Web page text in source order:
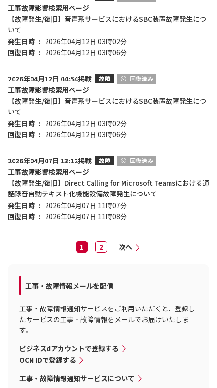
工事故障影響検索用ページ
【故障発生/復旧】音声系サービスにおけるSBC装置故障発生につ
いて
発生日時
2026年04月12日 03時02分
回復日時
2026年04月12日 03時06分
2026年04月12日 04:54掲載 故障 回復済み
工事故障影響検索用ページ
【故障発生/復旧】音声系サービスにおけるSBC装置故障発生につ
いて
発生日時
2026年04月12日 03時02分
回復日時
2026年04月12日 03時06分
2026年04月07日 13:12掲載 故障 回復済み
工事故障影響検索用ページ
【故障発生/復旧】Direct Calling for Microsoft Teamsにおける通
話録音自動テキスト化機能設備故障発生について
発生日時
2026年04月07日 11時07分
回復日時
2026年04月07日 11時08分
1 2 次へ
工事・故障情報メールを配信
工事・故障情報通知サービスをご利用いただくと、登録し
たサービスの工事・故障情報をメールでお届けいたしま
す。
ビジネスdアカウントで登録する
OCN IDで登録する
工事・故障情報通知サービスについて